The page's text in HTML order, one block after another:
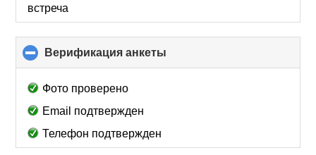
встреча
Верификация анкеты
to
Фото проверено
Email подтвержден
Телефон подтвержден